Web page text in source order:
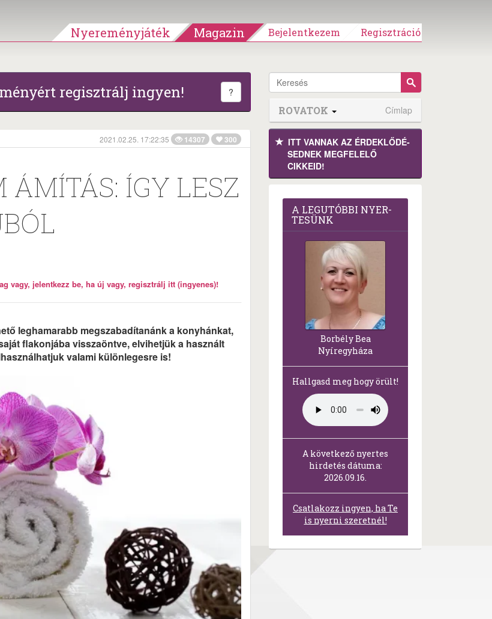
Nyereményjáték Magazin Bejelentkezem Regisztráció
regisztrálj ingyen! ?
2021.02.25. 17:22:35 14307 300
ÍGY LESZ
vagy, jelentkezz be, ha új vagy, regisztrálj itt (ingyenes)!
leghamarabb megszabadítanánk a konyhánkat,
flakonjába visszaöntve, elvihetjük a használt
valami különlegesre is!
ROVATOK Címlap
ITT VANNAK AZ ÉRDEK­LŐDÉ­
SEDNEK MEGFE­LELŐ
CIKKEID!
A LEG­U­TÓB­BI NYER­
TE­SÜNK
Borbély Bea
Nyíregyháza
Hallgasd meg hogy örült!
A következő nyertes
hirdetés dátuma:
2026.09.16.
Csatlakozz ingyen, ha Te
is nyerni szeretnél!